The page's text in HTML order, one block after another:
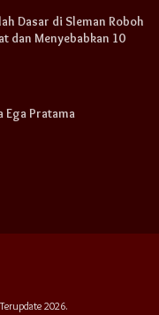
Dasar di Sleman Roboh
dan Menyebabkan 10
Ega Pratama
2026.